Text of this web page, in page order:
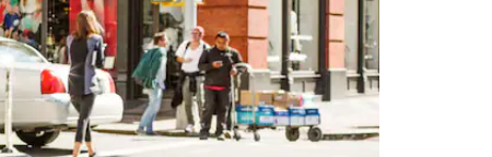
omhoog en omlaag, óf door te tikken of swipen.